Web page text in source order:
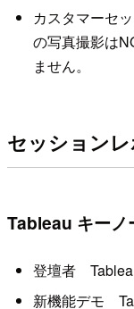
カスタマーセ
の写真撮影は
ません。
セッションレ
Tableau キー
登壇者
新機能デモ